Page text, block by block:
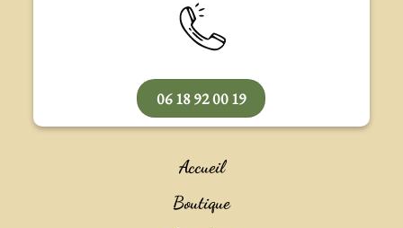
06 18 92 00 19
Accueil
Boutique